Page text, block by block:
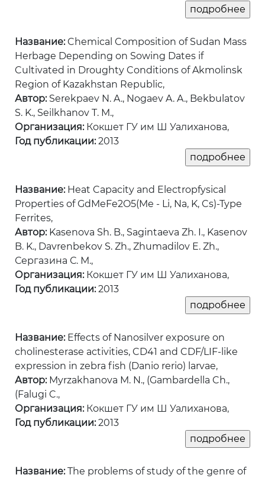
Название:Chemical Composition of Sudan Mass
Herbage Depending on Sowing Dates if
Cultivated in Droughty Conditions of Akmolinsk
Region of Kazakhstan Republic,
Автор:Serekpaev N. A., Nogaev A. A., Bekbulatov
S. K., Seilkhanov T. M.,
Организация:Кокшет ГУ им Ш Уалиханова,
Год публикации:2013
Название:Heat Capacity and Electropfysical
Properties of GdMeFe2O5(Me - Li, Na, K, Cs)-Type
Ferrites,
Автор:Kasenova Sh. B., Sagintaeva Zh. I., Kasenov
B. K., Davrenbekov S. Zh., Zhumadilov E. Zh.,
Сергазина С. М.,
Организация:Кокшет ГУ им Ш Уалиханова,
Год публикации:2013
Название:Effects of Nanosilver exposure on
cholinesterase activities, CD41 and CDF/LIF-like
expression in zebra fish (Danio rerio) larvae,
Автор:Myrzakhanova M. N., (Gambardella Ch.,
(Falugi C.,
Организация:Кокшет ГУ им Ш Уалиханова,
Год публикации:2013
Название:The problems of study of the genre of